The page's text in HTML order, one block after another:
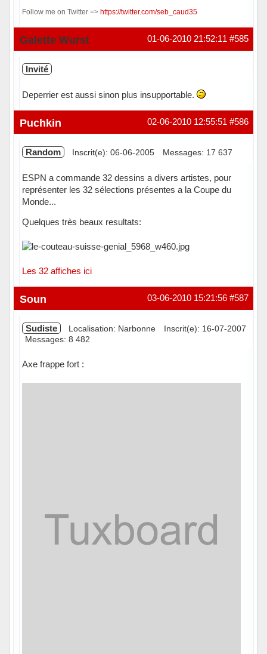
Follow me on Twitter => https://twitter.com/seb_caud35
Hors ligne #585
01-06-2010 21:52:11
Galette Wurst
Invité
Deperrier est aussi sinon plus insupportable.
#586
02-06-2010 12:55:51
Puchkin
Random Inscrit(e): 06-06-2005 Messages: 17 637
ESPN a commande 32 dessins a divers artistes, pour
représenter les 32 sélections présentes a la Coupe du
Monde...
Quelques très beaux resultats:
Les 32 affiches ici
Hors ligne #587
03-06-2010 15:21:56
Soun
Sudiste Localisation: Narbonne
Inscrit(e): 16-07-2007
Messages: 8 482
Axe frappe fort :